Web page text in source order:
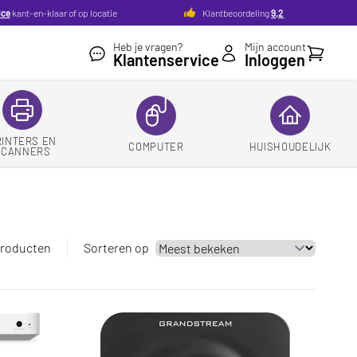
kant-en-klaar of op locatie Klantbeoordeling9,2
Heb je vragen?
Klantenservice
Mijn account
Inloggen
EN
COMPUTER HUISHOUDELIJK
Sorteren op